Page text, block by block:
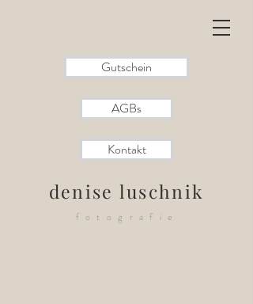
Gutschein
AGBs
Kontakt
denise luschnik
fotografie